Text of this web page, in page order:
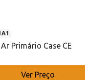
Primário Case CE
Ver Preço